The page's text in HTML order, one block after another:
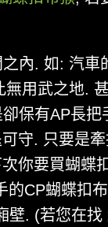
內. 如: 汽車
用武之地.
保有AP長把
守. 只要是牽
你要買蝴蝶
的CP蝴蝶扣布
壁. (若您在找